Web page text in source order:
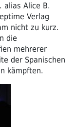
alias Alice B.
Verlag
nicht zu kurz.
die
mehrerer
der Spanischen
kämpften.